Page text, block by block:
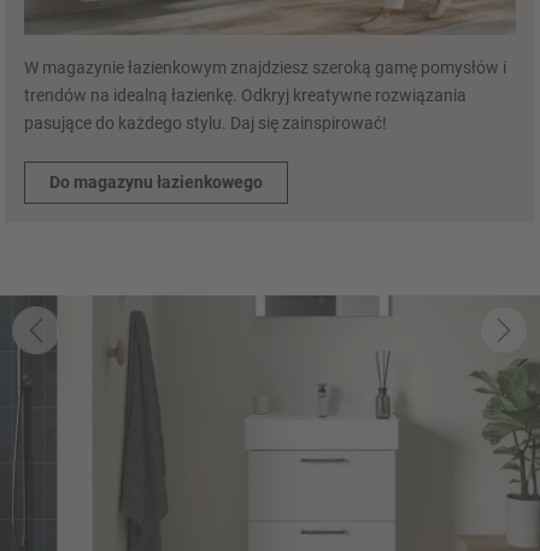
W magazynie łazienkowym znajdziesz szeroką gamę pomysłów i
trendów na idealną łazienkę. Odkryj kreatywne rozwiązania
pasujące do każdego stylu. Daj się zainspirować!
Do magazynu łazienkowego